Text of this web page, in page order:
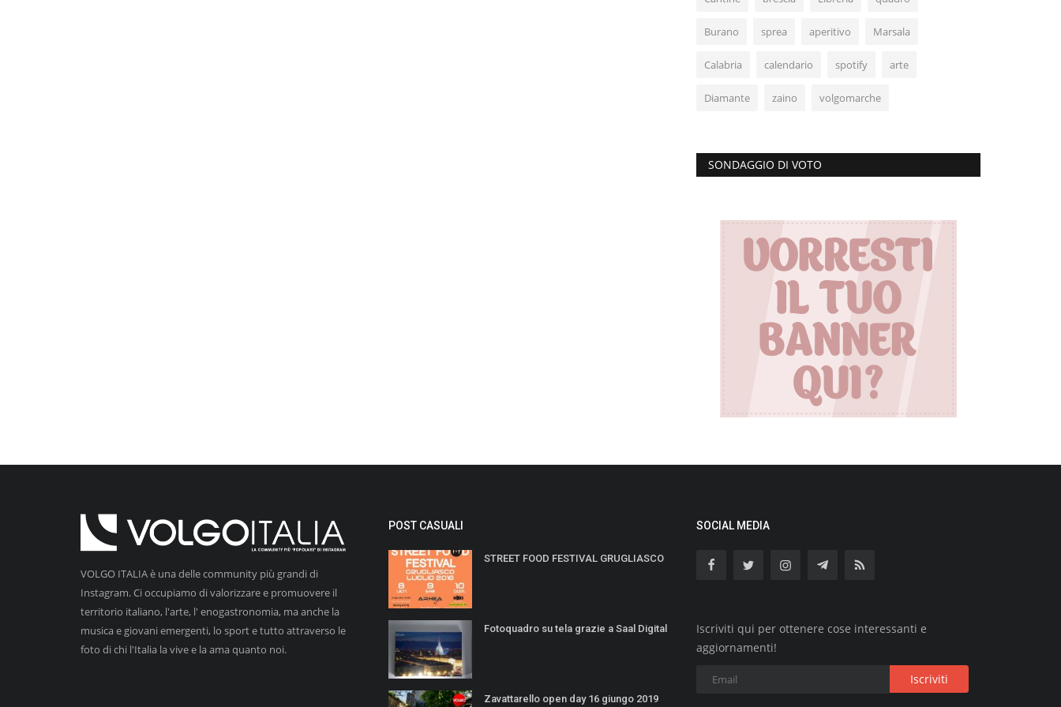
Burano sprea aperitivo Marsala
Calabria calendario spotify arte
Diamante zaino volgomarche
SONDAGGIO DI VOTO
VOLGO ITALIA è una delle community più grandi di
Instagram. Ci occupiamo di valorizzare e promuovere il
territorio italiano, l'arte, l' enogastronomia, ma anche la
musica e giovani emergenti, lo sport e tutto attraverso le
foto di chi l'Italia la vive e la ama quanto noi.
POST CASUALI
STREET FOOD FESTIVAL GRUGLIASCO
Fotoquadro su tela grazie a Saal Digital
Zavattarello open day 16 giungo 2019
SOCIAL MEDIA
Iscriviti qui per ottenere cose interessanti e
aggiornamenti!
Iscriviti